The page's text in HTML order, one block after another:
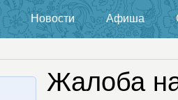
Новости Афиша
Жалоба